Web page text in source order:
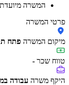
המשרה
פרטי המשרה
מיקום המשרה פתח
טווח שכר -
היקף משרה עבודה